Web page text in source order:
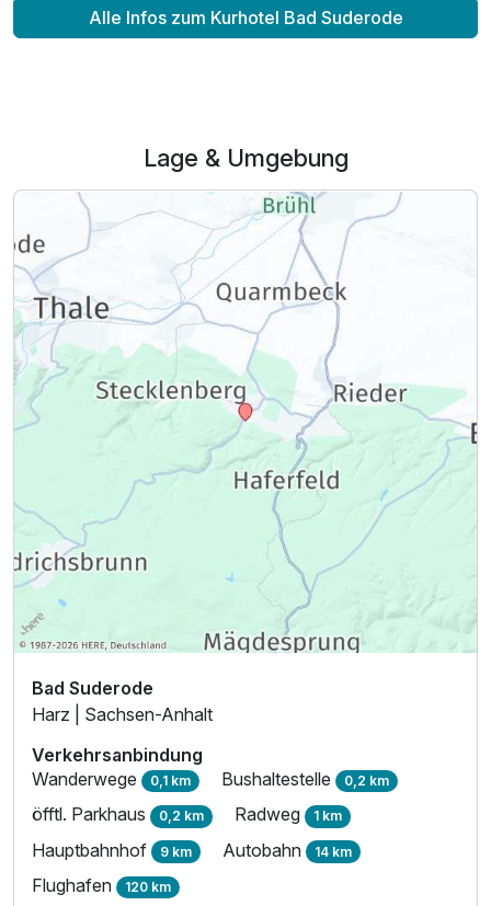
Alle Infos zum Kurhotel Bad Suderode
Lage & Umgebung
Bad Suderode
Harz | Sachsen-Anhalt
Verkehrsanbindung
Wanderwege 0,1 km Bushaltestelle 0,2 km
öfftl. Parkhaus 0,2 km Radweg 1 km
Hauptbahnhof 9 km Autobahn 14 km
Flughafen 120 km